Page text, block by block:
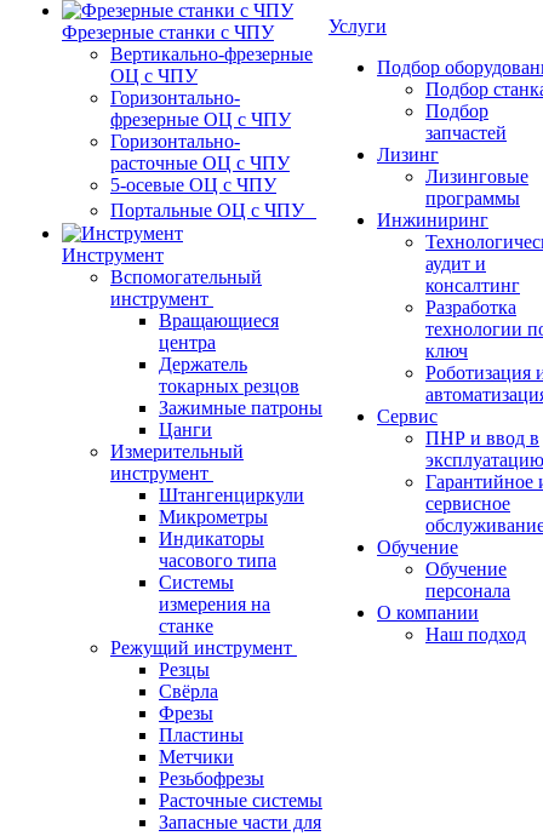
Фрезерные станки с ЧПУ
Вертикально-фрезерные
ОЦ с ЧПУ
Горизонтально-
фрезерные ОЦ с ЧПУ
Горизонтально-
расточные ОЦ с ЧПУ
5-осевые ОЦ с ЧПУ
Портальные ОЦ с ЧПУ
Инструмент
Вспомогательный
инструмент
Вращающиеся
центра
Держатель
токарных резцов
Зажимные патроны
Цанги
Измерительный
инструмент
Штангенциркули
Микрометры
Индикаторы
часового типа
Системы
измерения на
станке
Режущий инструмент
Резцы
Свёрла
Фрезы
Пластины
Метчики
Резьбофрезы
Расточные системы
Запасные части для
Услуги
Подбор
Подбор
Подбор
запчастей
Лизинг
Лизинговые
программы
Инжиниринг
аудит и
консалтинг
Разработка
технологии
ключ
Роботизация
Сервис
ПНР и ввод в
эксплуатацию
Гарантийное
сервисное
Обучение
Обучение
персонала
О компании
Наш подход